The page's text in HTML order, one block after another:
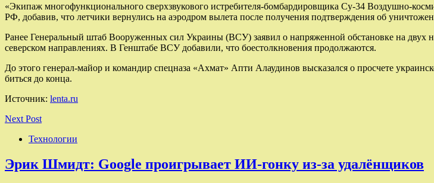
«Экипаж многофункционального сверхзвукового истребителя-бомбардировщика Су-34 Воздушно-
РФ, добавив, что летчики вернулись на аэродром вылета после получения подтверждения об
Ранее Генеральный штаб Вооруженных сил Украины (ВСУ) заявил о напряженной обстановке на двух
северском направлениях. В Генштабе ВСУ добавили, что боестолкновения продолжаются.
До этого генерал-майор и командир спецназа «Ахмат» Апти Алаудинов высказался о просчете
биться до конца.
Источник: lenta.ru
Next Post
Технологии
Эрик Шмидт: Google проигрывает ИИ-гонку из-за удалёнщиков